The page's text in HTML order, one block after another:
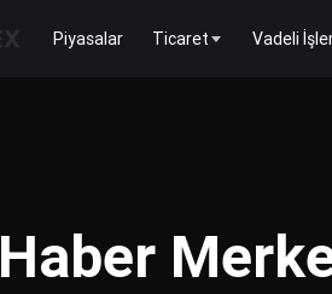
Piyasalar Ticaret Vadeli
Haber